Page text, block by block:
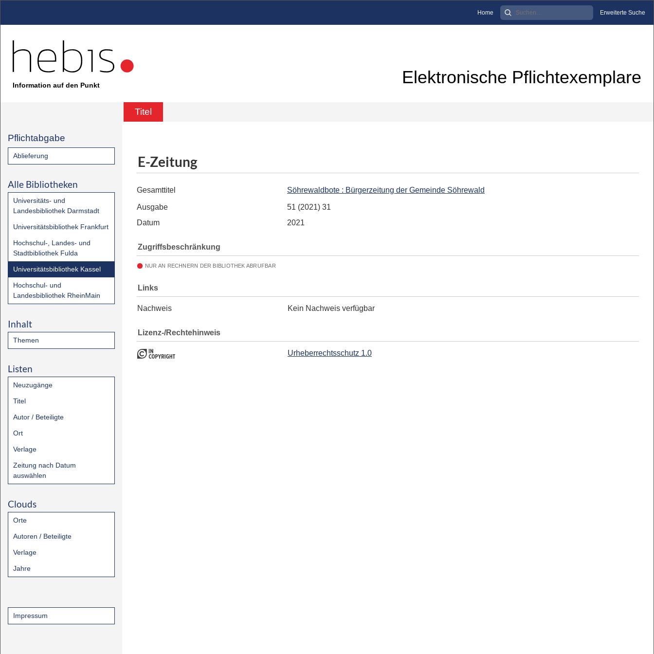
Home Erweiterte Suche
Information auf den Punkt Elektronische Pflichtexemplare
Titel
Pflichtabgabe
Ablieferung
Alle Bibliotheken
Universitäts- und
Landesbibliothek Darmstadt
Universitätsbibliothek Frankfurt
Hochschul-, Landes- und
Stadtbibliothek Fulda
Universitätsbibliothek Kassel
Hochschul- und
Landesbibliothek RheinMain
Inhalt
Themen
Listen
Neuzugänge
Titel
Autor / Beteiligte
Ort
Verlage
Zeitung nach Datum
auswählen
Clouds
Orte
Autoren / Beteiligte
Verlage
Jahre
Impressum
E-Zeitung
Gesamttitel Söhrewaldbote : Bürgerzeitung der Gemeinde Söhrewald
Ausgabe
51 (2021) 31
Datum
2021
Zugriffsbeschränkung
NUR AN RECHNERN DER BIBLIOTHEK ABRUFBAR
Links
Nachweis Kein Nachweis verfügbar
Lizenz-/Rechtehinweis
Urheberrechtsschutz 1.0